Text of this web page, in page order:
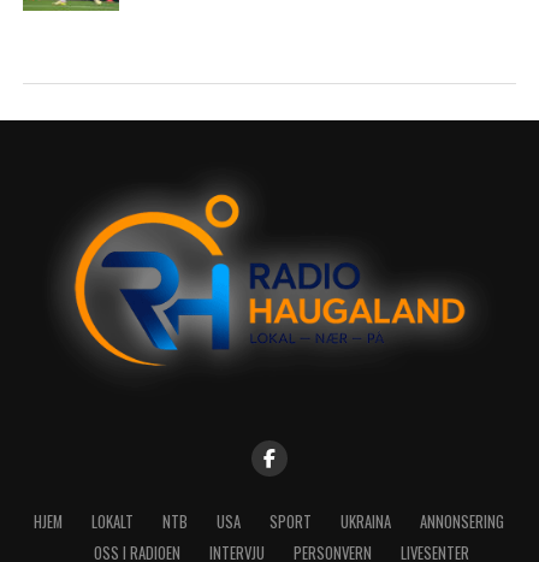
HJEM LOKALT NTB USA SPORT UKRAINA
ANNONSERING
OSS I RADIOEN
INTERVJU PERSONVERN LIVESENTER